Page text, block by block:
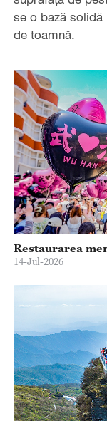
se o bază solidă
de toamnă.
Restaurarea
14-Jul-2026